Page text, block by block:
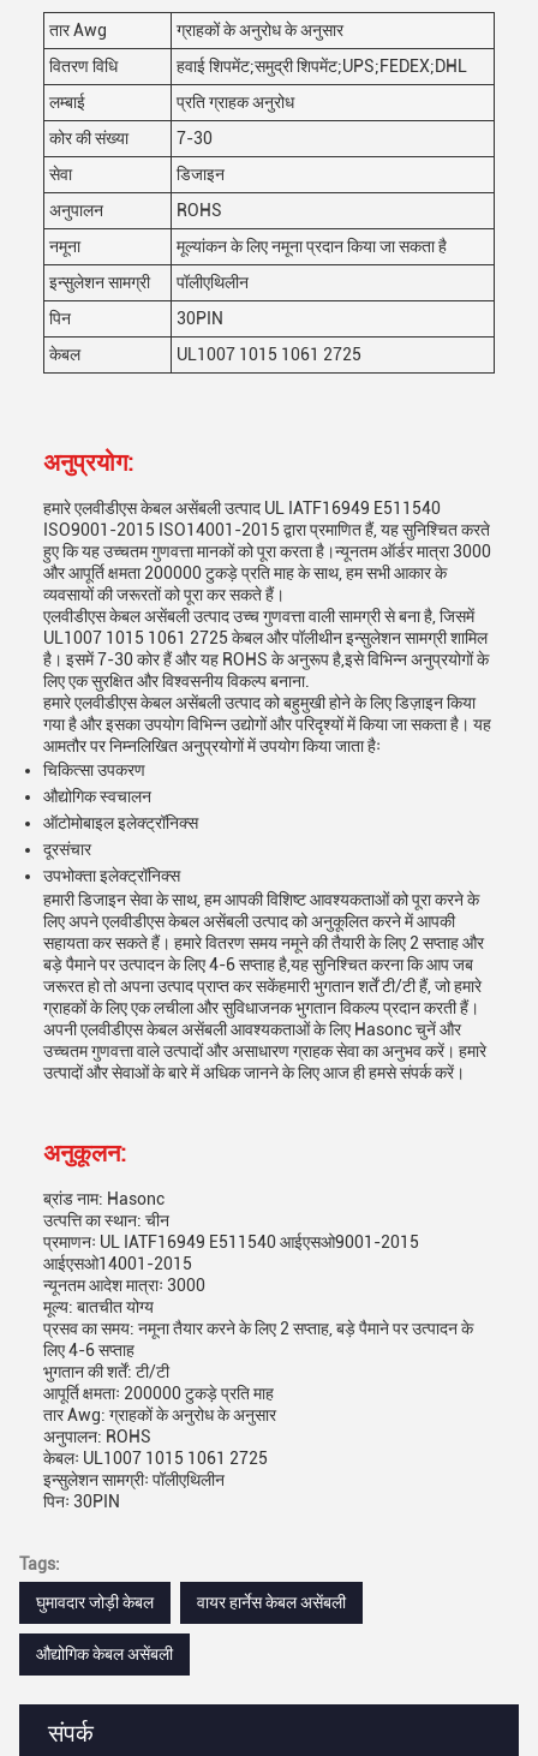
संपर्क
तार Awg
ग्राहकों के अनुरोध के अनुसार
वितरण विधि
हवाई शिपमेंट;समुद्री शिपमेंट;UPS;FEDEX;DHL
लम्बाई
प्रति ग्राहक अनुरोध
कोर की संख्या
7-30
सेवा
डिजाइन
अनुपालन
ROHS
नमूना
मूल्यांकन के लिए नमूना प्रदान किया जा सकता है
इन्सुलेशन सामग्री
पॉलीएथिलीन
पिन
30PIN
केबल
UL1007 1015 1061 2725
अनुप्रयोग:
हमारे एलवीडीएस केबल असेंबली उत्पाद UL IATF16949 E511540
ISO9001-2015 ISO14001-2015 द्वारा प्रमाणित हैं, यह सुनिश्चित करते
हुए कि यह उच्चतम गुणवत्ता मानकों को पूरा करता है।न्यूनतम ऑर्डर मात्रा 3000
और आपूर्ति क्षमता 200000 टुकड़े प्रति माह के साथ, हम सभी आकार के
व्यवसायों की जरूरतों को पूरा कर सकते हैं।
एलवीडीएस केबल असेंबली उत्पाद उच्च गुणवत्ता वाली सामग्री से बना है, जिसमें
UL1007 1015 1061 2725 केबल और पॉलीथीन इन्सुलेशन सामग्री शामिल
है। इसमें 7-30 कोर हैं और यह ROHS के अनुरूप है,इसे विभिन्न अनुप्रयोगों के
लिए एक सुरक्षित और विश्वसनीय विकल्प बनाना.
हमारे एलवीडीएस केबल असेंबली उत्पाद को बहुमुखी होने के लिए डिज़ाइन किया
गया है और इसका उपयोग विभिन्न उद्योगों और परिदृश्यों में किया जा सकता है। यह
आमतौर पर निम्नलिखित अनुप्रयोगों में उपयोग किया जाता हैः
चिकित्सा उपकरण
औद्योगिक स्वचालन
ऑटोमोबाइल इलेक्ट्रॉनिक्स
दूरसंचार
उपभोक्ता इलेक्ट्रॉनिक्स
हमारी डिजाइन सेवा के साथ, हम आपकी विशिष्ट आवश्यकताओं को पूरा करने के
लिए अपने एलवीडीएस केबल असेंबली उत्पाद को अनुकूलित करने में आपकी
सहायता कर सकते हैं। हमारे वितरण समय नमूने की तैयारी के लिए 2 सप्ताह और
बड़े पैमाने पर उत्पादन के लिए 4-6 सप्ताह है,यह सुनिश्चित करना कि आप जब
जरूरत हो तो अपना उत्पाद प्राप्त कर सकेंहमारी भुगतान शर्तें टी/टी हैं, जो हमारे
ग्राहकों के लिए एक लचीला और सुविधाजनक भुगतान विकल्प प्रदान करती हैं।
अपनी एलवीडीएस केबल असेंबली आवश्यकताओं के लिए Hasonc चुनें और
उच्चतम गुणवत्ता वाले उत्पादों और असाधारण ग्राहक सेवा का अनुभव करें। हमारे
उत्पादों और सेवाओं के बारे में अधिक जानने के लिए आज ही हमसे संपर्क करें।
अनुकूलन:
ब्रांड नाम: Hasonc
उत्पत्ति का स्थान: चीन
प्रमाणनः UL IATF16949 E511540 आईएसओ9001-2015
आईएसओ14001-2015
न्यूनतम आदेश मात्राः 3000
मूल्य: बातचीत योग्य
प्रसव का समय: नमूना तैयार करने के लिए 2 सप्ताह, बड़े पैमाने पर उत्पादन के
लिए 4-6 सप्ताह
भुगतान की शर्तें: टी/टी
आपूर्ति क्षमताः 200000 टुकड़े प्रति माह
तार Awg: ग्राहकों के अनुरोध के अनुसार
अनुपालन: ROHS
केबलः UL1007 1015 1061 2725
इन्सुलेशन सामग्रीः पॉलीएथिलीन
पिनः 30PIN
Tags:
घुमावदार जोड़ी केबल
वायर हार्नेस केबल असेंबली
औद्योगिक केबल असेंबली